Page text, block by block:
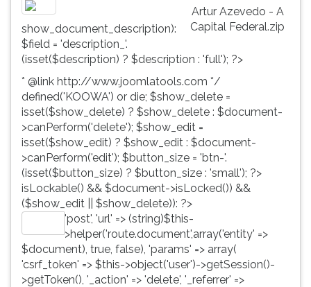
Artur Azevedo - A
Capital Federal.zip
show_document_description):
$field = 'description_'.
(isset($description) ? $description : 'full'); ?>
* @link http://www.joomlatools.com */
defined('KOOWA') or die; $show_delete =
isset($show_delete) ? $show_delete : $document-
>canPerform('delete'); $show_edit =
isset($show_edit) ? $show_edit : $document-
>canPerform('edit'); $button_size = 'btn-'.
(isset($button_size) ? $button_size : 'small'); ?>
isLockable() && $document->isLocked()) &&
($show_edit || $show_delete)): ?>
'post', 'url' => (string)$this-
>helper('route.document',array('entity' =>
$document), true, false), 'params' => array(
'csrf_token' => $this->object('user')->getSession()-
>getToken(), '_action' => 'delete', '_referrer' =>